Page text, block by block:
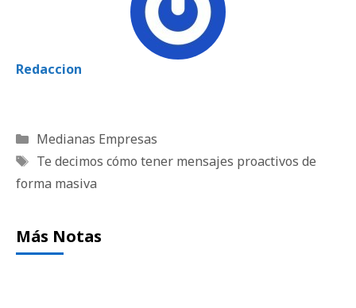
Redaccion
Categorías
Medianas Empresas
Etiquetas
Te decimos cómo tener mensajes proactivos de
forma masiva
Más Notas